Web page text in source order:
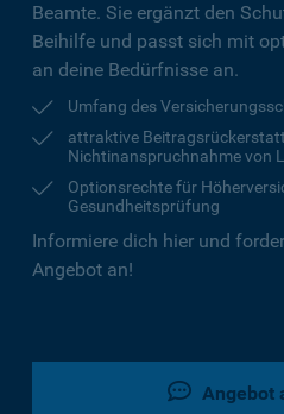
Beamte. Sie ergänzt den
Beihilfe und passt sich mit
an deine Bedürfnisse an.
Umfang des
attraktive
Nichtinanspruchnahme von
Optionsrechte für
Gesundheitsprüfung
Informiere dich hier und
Angebot an!
Angebot